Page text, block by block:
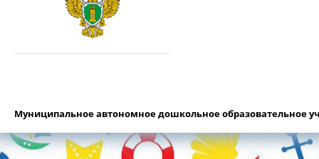
Муниципальное автономное дошкольное образовательное